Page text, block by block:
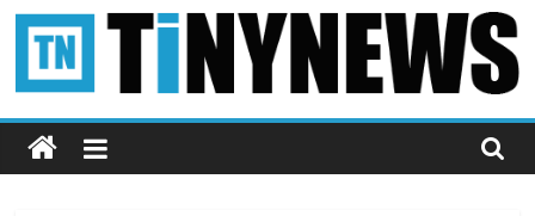
Passer
contenu
Tinynews
Le